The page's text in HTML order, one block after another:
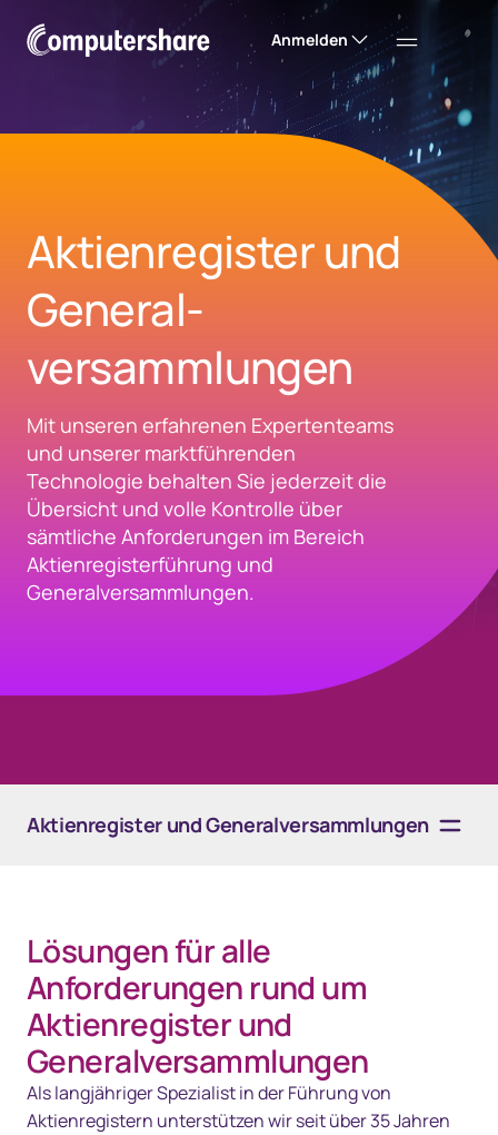
Anmelden
Aktienregister und
General­
versammlungen
Mit unseren erfahrenen Expertenteams
und unserer marktführenden
Technologie behalten Sie jederzeit die
Übersicht und volle Kontrolle über
sämtliche Anforderungen im Bereich
Aktienregisterführung und
Generalversammlungen.
Aktienregister und Generalversammlungen
Lösungen
Technologie
Ressourcen
Kontakt
Lösungen für alle
Anforderungen rund um
Aktienregister und
Generalversammlungen
Als langjähriger Spezialist in der Führung von
Aktienregistern unterstützen wir seit über 35 Jahren